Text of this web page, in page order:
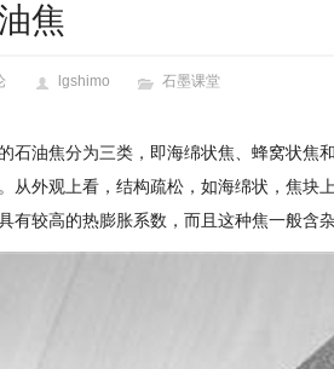
焦
lgshimo 石墨课堂
石油焦分为三类，即海绵状焦、蜂窝状焦
从外观上看，结构疏松，如海绵状，焦
有较高的热膨胀系数，而且这种焦一般含